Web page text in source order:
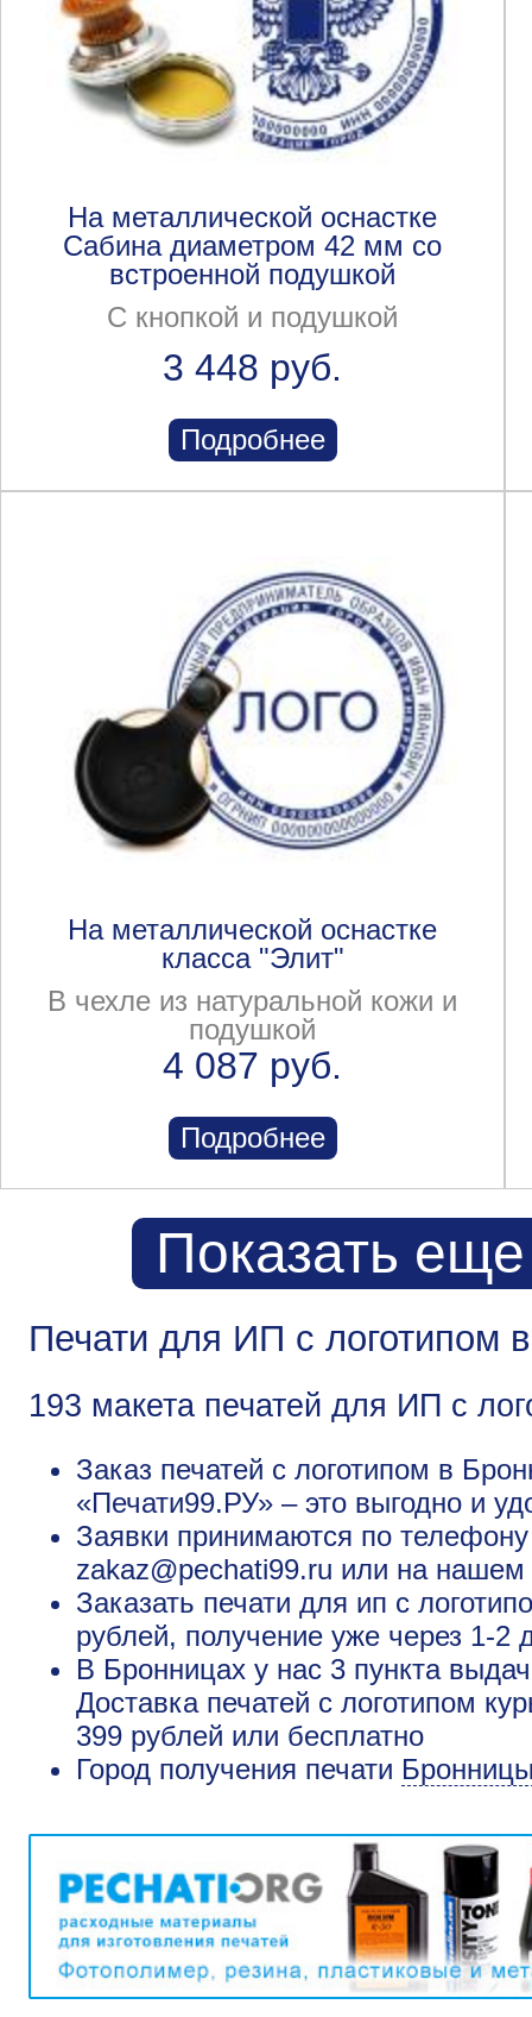
На металлической оснастке
Сабина диаметром 42 мм со
встроенной подушкой
С кнопкой и подушкой
3 448 руб.
Подробнее
На металлической оснастке
класса "Элит"
В чехле из натуральной кожи и
подушкой
4 087 руб.
Подробнее
Показать
Печати для ИП с логотипом
193 макета печатей для ИП с
Заказ печатей с логотипом в
«Печати99.РУ» – это выгодно и
Заявки принимаются по
zakaz@pechati99.ru или на нашем
Заказать печати для ип с
рублей, получение уже через 1-2
В Бронницах у нас 3 пункта
Доставка печатей с логотипом
399 рублей или бесплатно
Город получения печати